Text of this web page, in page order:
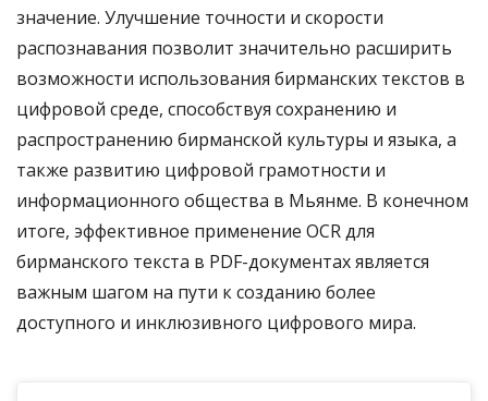
значение. Улучшение точности и скорости
распознавания позволит значительно расширить
возможности использования бирманских текстов в
цифровой среде, способствуя сохранению и
распространению бирманской культуры и языка, а
также развитию цифровой грамотности и
информационного общества в Мьянме. В конечном
итоге, эффективное применение OCR для
бирманского текста в PDF-документах является
важным шагом на пути к созданию более
доступного и инклюзивного цифрового мира.